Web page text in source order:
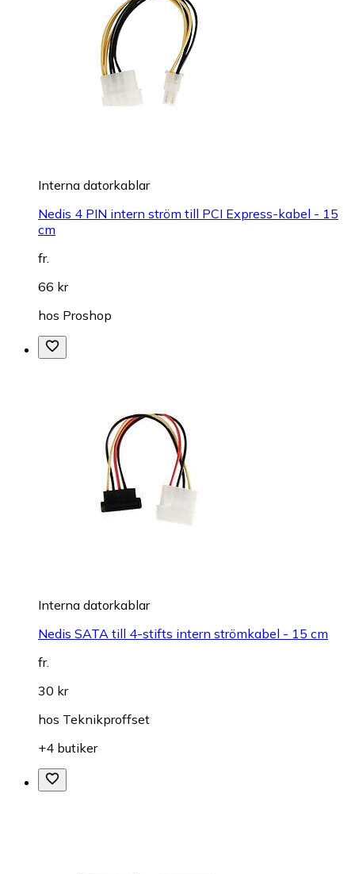
Interna datorkablar
Nedis 4 PIN intern ström till PCI Express-kabel - 15
cm
fr.
66 kr
hos Proshop
Interna datorkablar
Nedis SATA till 4-stifts intern strömkabel - 15 cm
fr.
30 kr
hos Teknikproffset
+4 butiker